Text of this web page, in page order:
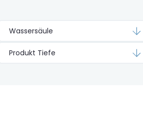
Wassersäule
Produkt Tiefe